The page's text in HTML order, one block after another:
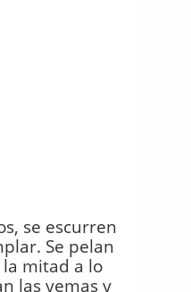
se escurren
Se pelan
mitad a lo
las yemas y